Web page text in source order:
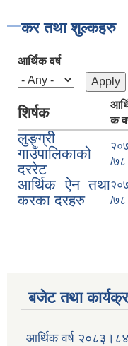
कर तथा शुल्कहरु
आर्थिक वर्ष
शिर्षक
क
लुङ्ग्री
गाउँपालिकाको
दररेट
/७८
आर्थिक ऐन तथा
करका दरहरु
/७८
बजेट तथा
आर्थिक वर्ष